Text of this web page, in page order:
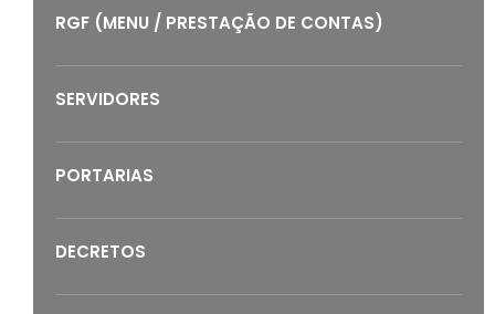
RGF (MENU / PRESTAÇÃO DE CONTAS)
SERVIDORES
PORTARIAS
DECRETOS